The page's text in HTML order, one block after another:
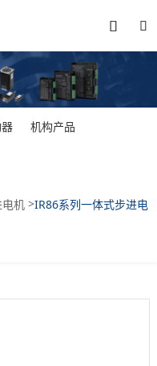


机构产品
机>IR86系列一体式步进电